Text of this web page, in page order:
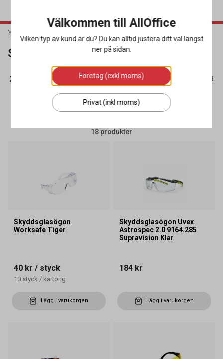
Yrkeskläder & Skydd
Skyddsglasögon
(7) Skyddsglasögon(18) Tillbehör
SORTERA FILTRERA
18 produkter
Skyddsglasögon
Worksafe Tiger
40 kr / styck
10 styck / kartong
Lägg i varukorgen
Skyddsglasögon Uvex
Astrospec 2.0 9164.285
Supravision Klar
184 kr
Lägg i varukorgen
Välkommen till AllOffice
Vilken typ av kund är du? Du kan alltid justera ditt val längst
ner på sidan.
Företag (exkl moms)
Privat (inkl moms)